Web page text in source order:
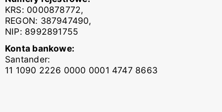
KRS: 0000878772,
REGON: 387947490,
NIP: 8992891755
Konta bankowe:
Santander:
11 1090 2226 0000 0001 4747 8663